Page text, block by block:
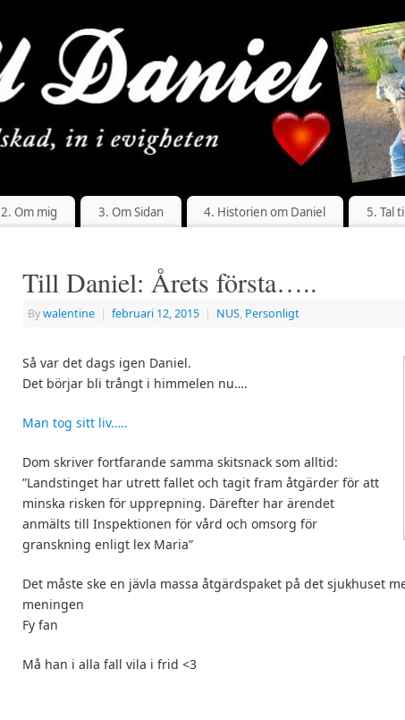
2. Om mig 3. Om Sidan 4. Historien om Daniel 5. Tal
Till Daniel: Årets första…..
Bywalentine | februari 12, 2015 | NUS, Personligt
Så var det dags igen Daniel.
Det börjar bli trångt i himmelen nu….
Man tog sitt liv…..
Dom skriver fortfarande samma skitsnack som alltid:
”Landstinget har utrett fallet och tagit fram åtgärder för att
minska risken för upprepning. Därefter har ärendet
anmälts till Inspektionen för vård och omsorg för
granskning enligt lex Maria”
Det måste ske en jävla massa åtgärdspaket på det sjukhuset
meningen
Fy fan
Må han i alla fall vila i frid <3